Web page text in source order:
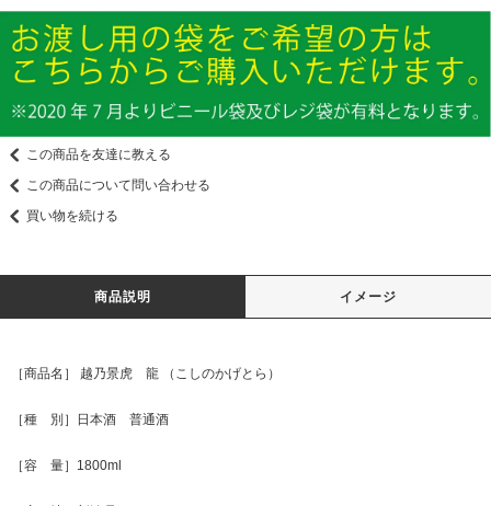
この商品を友達に教える
この商品について問い合わせる
買い物を続ける
商品説明 イメージ
［商品名］ 越乃景虎 龍 （こしのかげとら）
［種 別］日本酒 普通酒
［容 量］1800ml